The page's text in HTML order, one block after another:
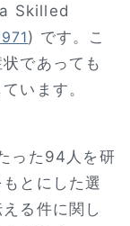
Skilled
) です。こ
であっても
います。
った94人を研
とにした選
る件に関し